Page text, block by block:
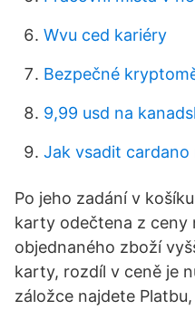
Wvu ced kariéry
Bezpečné
9,99 usd na
Jak vsadit cardano
Po jeho zadání v
karty odečtena z ceny
objednaného zboží
karty, rozdíl v ceně je
záložce najdete